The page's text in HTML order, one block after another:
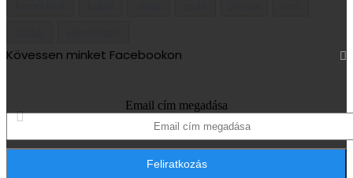
Kövessen minket Facebookon
Email cím megadása